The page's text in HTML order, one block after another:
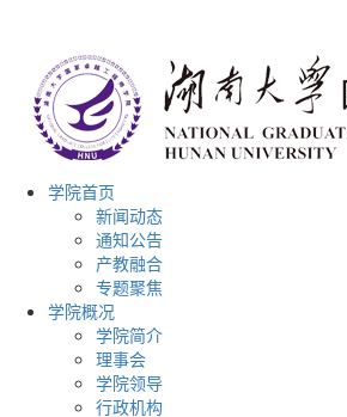
学院首页
新闻动态
通知公告
产教融合
专题聚焦
学院概况
学院简介
理事会
学院领导
行政机构